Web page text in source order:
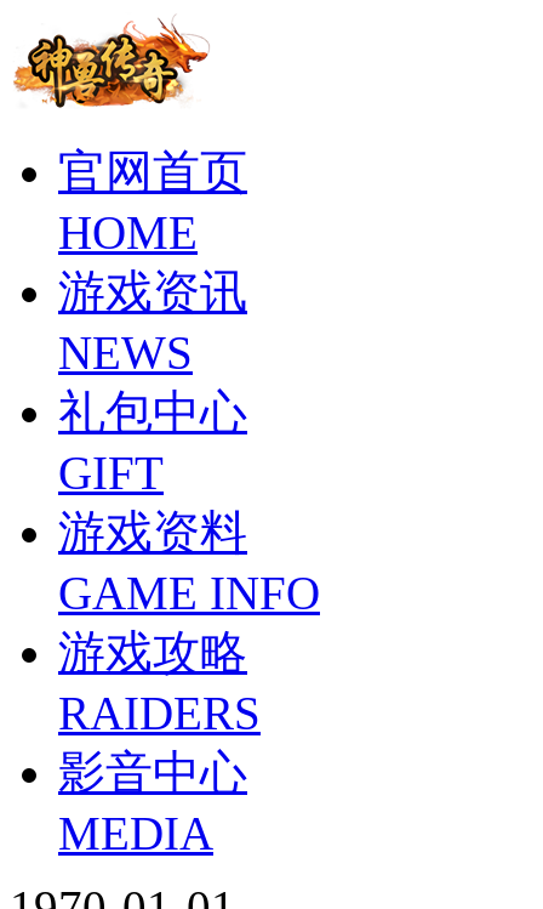
官网首页
HOME
游戏资讯
NEWS
礼包中心
GIFT
游戏资料
GAME INFO
游戏攻略
RAIDERS
影音中心
MEDIA